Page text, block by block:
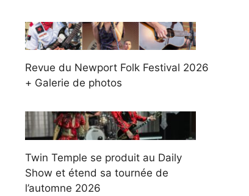
Revue du Newport Folk Festival 2026
+ Galerie de photos
Twin Temple se produit au Daily
Show et étend sa tournée de
l’automne 2026